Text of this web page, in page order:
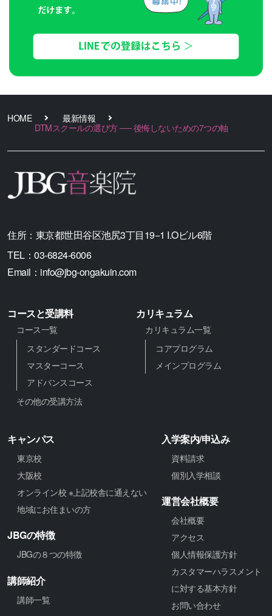
HOME
最新情報
DTMスクールの選び方 ── 後悔しないための7つの軸
住所： 東京都世田谷区池尻3丁目19−1 I.Oビル6階
TEL： 03-6824-6006
Email： info@jbg-ongakuin.com
コースと受講料
コース一覧
スタンダードコース
マスターコース
アドバンスコース
その他の受講方法
カリキュラム
カリキュラム一覧
コアプログラム
メインプログラム
キャンパス
東京校
大阪校
オンライン校 ※上記校舎に通えない
地域にお住まいの方
JBGの特徴
JBGの８つの特徴
講師紹介
講師一覧
入学案内/申込み
資料請求
個別入学相談
運営会社概要
会社概要
アクセス
個人情報保護方針
カスタマーハラスメント
に対する基本方針
お問い合わせ